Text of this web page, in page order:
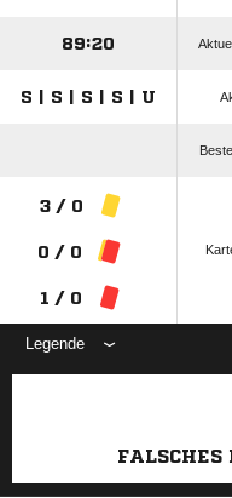
89:20
S | S | S | S | U
3 / 0
0 / 0
1 / 0
Legende
FALSCHES